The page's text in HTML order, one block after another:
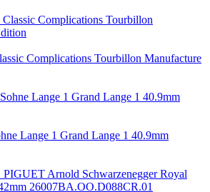
Complications Tourbillon Manufacture
Lange 1 Grand Lange 1 40.9mm